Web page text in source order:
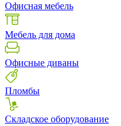
Офисная мебель
Мебель для дома
Офисные диваны
Пломбы
Складское оборудование